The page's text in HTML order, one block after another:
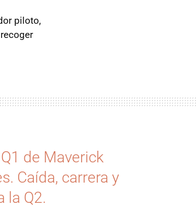
piloto,
de Maverick
Caída, carrera y
la Q2.